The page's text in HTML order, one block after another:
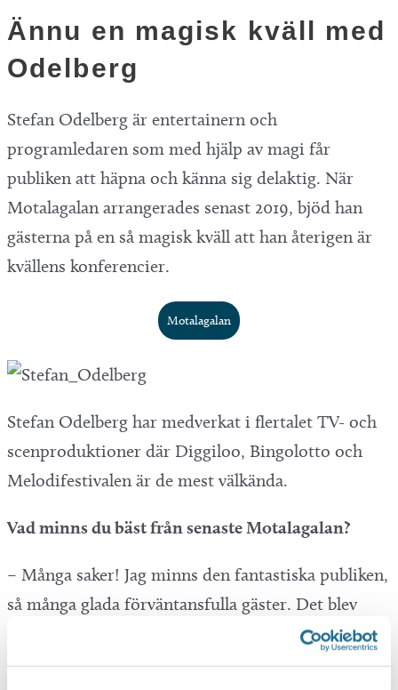
Ännu en magisk kväll med
Odelberg
Stefan Odelberg är entertainern och
programledaren som med hjälp av magi får
publiken att häpna och känna sig delaktig. När
Motalagalan arrangerades senast 2019, bjöd han
gästerna på en så magisk kväll att han återigen är
kvällens konferencier.
Motalagalan
Stefan Odelberg har medverkat i flertalet TV- och
scenproduktioner där Diggiloo, Bingolotto och
Melodifestivalen är de mest välkända.
Vad minns du bäst från senaste Motalagalan?
– Många saker! Jag minns den fantastiska publiken,
så många glada förväntansfulla gäster. Det blev
många skratt när jag intervjuade Andreas Norlén,
det var kul. Sist men inte minst så minns jag